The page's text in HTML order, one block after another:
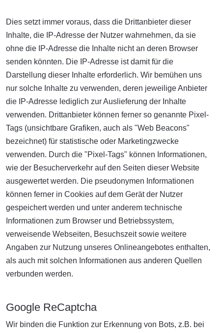
Dies setzt immer voraus, dass die Drittanbieter dieser
Inhalte, die IP-Adresse der Nutzer wahrnehmen, da sie
ohne die IP-Adresse die Inhalte nicht an deren Browser
senden könnten. Die IP-Adresse ist damit für die
Darstellung dieser Inhalte erforderlich. Wir bemühen uns
nur solche Inhalte zu verwenden, deren jeweilige Anbieter
die IP-Adresse lediglich zur Auslieferung der Inhalte
verwenden. Drittanbieter können ferner so genannte Pixel-
Tags (unsichtbare Grafiken, auch als "Web Beacons"
bezeichnet) für statistische oder Marketingzwecke
verwenden. Durch die "Pixel-Tags" können Informationen,
wie der Besucherverkehr auf den Seiten dieser Website
ausgewertet werden. Die pseudonymen Informationen
können ferner in Cookies auf dem Gerät der Nutzer
gespeichert werden und unter anderem technische
Informationen zum Browser und Betriebssystem,
verweisende Webseiten, Besuchszeit sowie weitere
Angaben zur Nutzung unseres Onlineangebotes enthalten,
als auch mit solchen Informationen aus anderen Quellen
verbunden werden.
Google ReCaptcha
Wir binden die Funktion zur Erkennung von Bots, z.B. bei